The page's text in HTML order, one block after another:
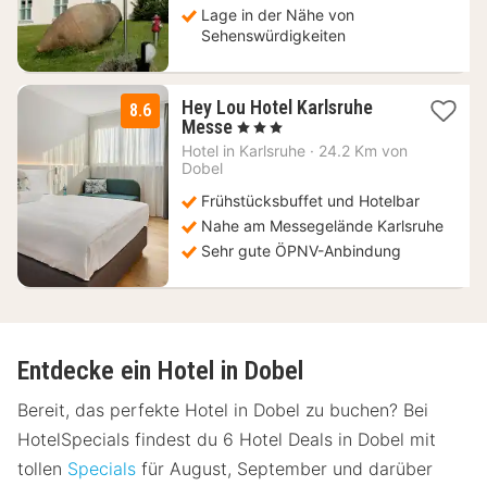
Lage in der Nähe von
Sehenswürdigkeiten
8.6
Hey Lou Hotel Karlsruhe
Messe 2
Nächte
€
, 3 Sterne
Hotel in Karlsruhe · 24.2 Km von
Dobel
Frühstücksbuffet und Hotelbar
Nahe am Messegelände Karlsruhe
Sehr gute ÖPNV-Anbindung
Entdecke ein Hotel in Dobel
Bereit, das perfekte Hotel in Dobel zu buchen? Bei
HotelSpecials findest du 6 Hotel Deals in Dobel mit
tollen Specials für August, September und darüber